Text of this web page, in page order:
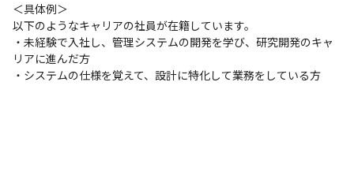
＜具体例＞
以下のようなキャリアの社員が在籍しています。
・未経験で入社し、管理システムの開発を学び、研究開発のキャ
リアに進んだ方
・システムの仕様を覚えて、設計に特化して業務をしている方